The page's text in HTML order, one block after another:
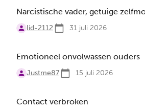
Narcistische vader, getuige
lid-2112 31 juli 2026
Emotioneel onvolwassen ouders
Justme87 15 juli 2026
Contact verbroken